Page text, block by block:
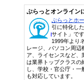
ぷらっとオンライン
ぷらっとホ
引に特化し
サイト」です
1999年より
レージ、パソコン周辺
ア、ライセンスなど、
は業界トップクラスの
し、学校・官公庁・一
も対応しています。